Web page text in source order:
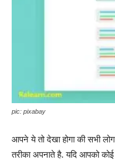
pic: pixabay
आपने ये तो देखा होगा की सभी
तरीका अपनाते है. यदि आपको